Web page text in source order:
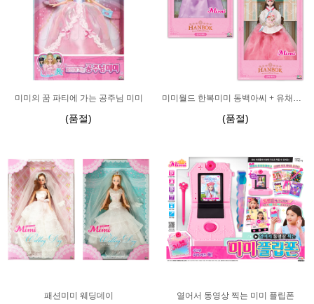
미미의 꿈 파티에 가는 공주님 미미
(품절)
미미월드 한복미미 동백아씨 + 유채아씨
(품절)
패션미미 웨딩데이 열어서 동영상 찍는 미미 플립폰